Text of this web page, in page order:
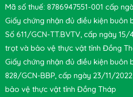
Mã số thuế: 8786947551-001 cấp
Giấy chứng nhận đủ điều kiện buôn
Số 611/GCN-TT.BVTV, cấp ngày
trọt và bảo vệ thực vật tỉnh Đồng
Giấy chứng nhận đủ điều kiện buôn
828/GCN-BBP, cấp ngày 23/11/
bảo vệ thực vật tỉnh Đồng Tháp